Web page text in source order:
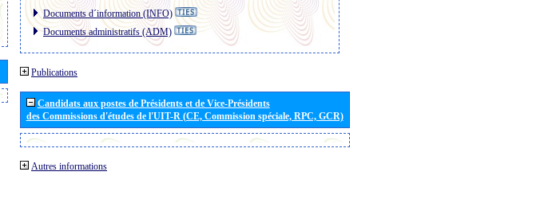
Documents d´information (INFO)
Documents administratifs (ADM)
Publications
Candidats aux postes de Présidents et de Vice-Présidents
des Commissions d'études de l'UIT-R (CE, Commission spéciale, RPC, GCR)
Autres informations